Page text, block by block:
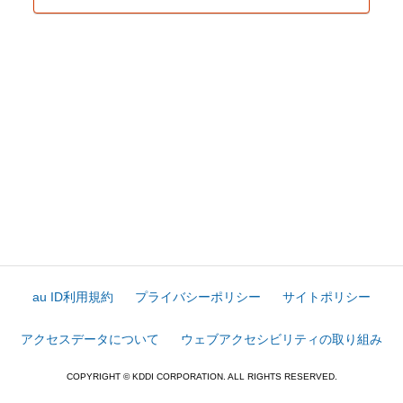
au ID利用規約 プライバシーポリシー サイトポリシー
アクセスデータについて ウェブアクセシビリティの取り組み
COPYRIGHT © KDDI CORPORATION. ALL RIGHTS RESERVED.